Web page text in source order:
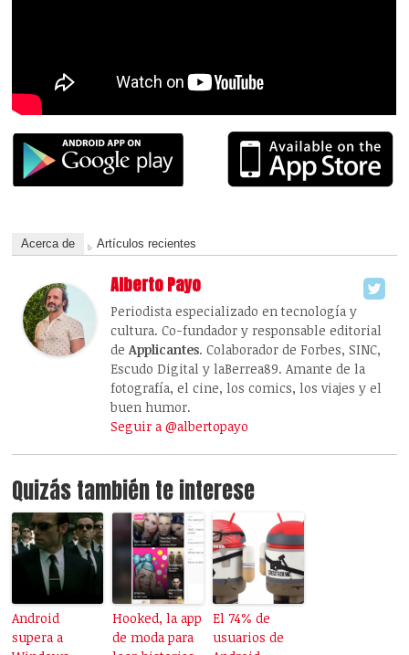
Acerca de Artículos recientes
Alberto Payo
Periodista especializado en tecnología y
cultura. Co-fundador y responsable editorial
deApplicantes. Colaborador de Forbes, SINC,
Escudo Digital y laBerrea89. Amante de la
fotografía, el cine, los comics, los viajes y el
buen humor.
Seguir a @albertopayo
Quizás también te interese
Android
supera a
Hooked, la app
de moda para
El 74% de
usuarios de